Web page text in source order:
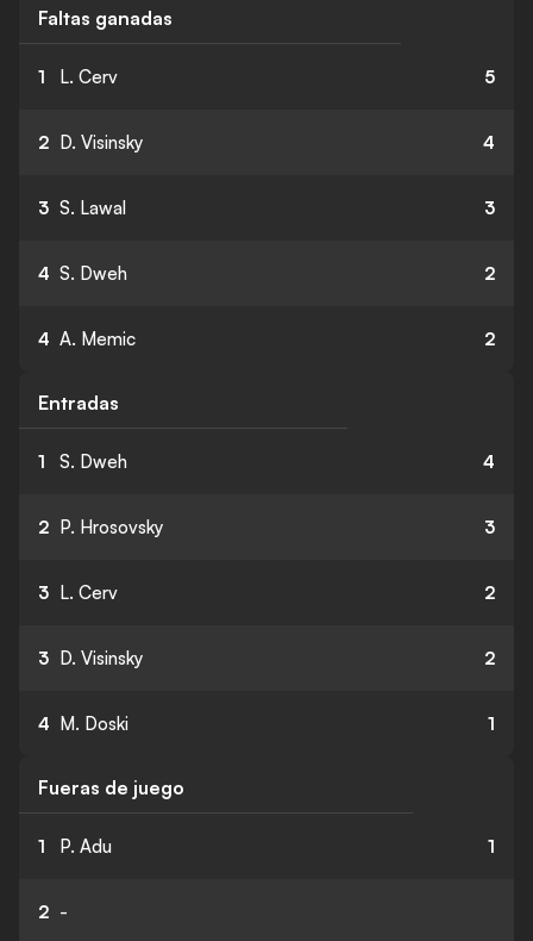
Faltas ganadas
1 L. Cerv 5
2 D. Visinsky 4
3 S. Lawal 3
4 S. Dweh 2
4 A. Memic 2
Entradas
1 S. Dweh 4
2 P. Hrosovsky 3
3 L. Cerv 2
3 D. Visinsky 2
4 M. Doski 1
Fueras de juego
1 P. Adu 1
2 -